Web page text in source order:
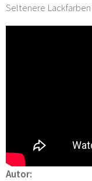
Seltenere
Autor: